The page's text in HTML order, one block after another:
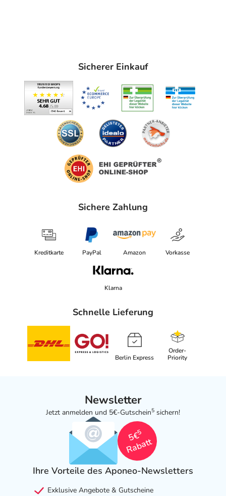
Sicherer Einkauf
Sichere Zahlung
Kreditkarte PayPal Amazon Vorkasse
Klarna
Schnelle Lieferung
Berlin Express
Order-
Priority
Newsletter
Jetzt anmelden und 5€-Gutschein5 sichern!
5€
5
Rabatt
Ihre Vorteile des Aponeo-Newsletters
Exklusive Angebote & Gutscheine